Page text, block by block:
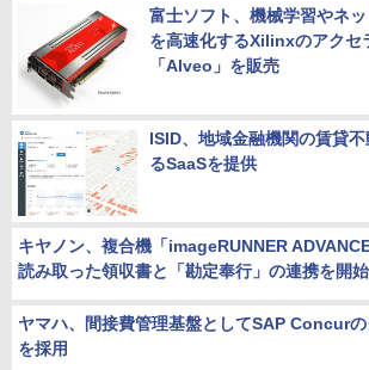
富士ソフト、機械学習やネ
を高速化するXilinxのアクセ
「Alveo」を販売
ISID、地域金融機関の賃貸
るSaaSを提供
キヤノン、複合機「imageRUNNER
読み取った領収書と「勘定奉行」の連携を開始
ヤマハ、間接費管理基盤としてSAP Concur
を採用